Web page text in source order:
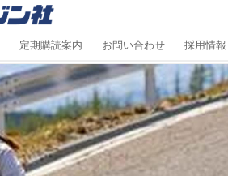
定期購読案内 お問い合わせ 採用情報